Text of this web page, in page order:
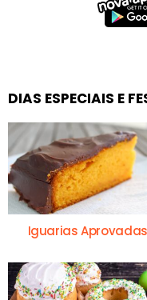
DIAS ESPECIAIS E
Iguarias